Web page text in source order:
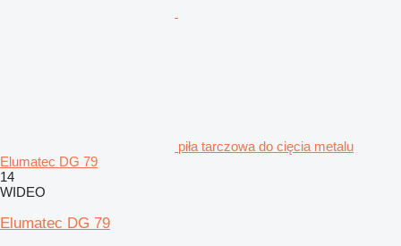
piła tarczowa do cięcia metalu
Elumatec DG 79
14
WIDEO
Elumatec DG 79